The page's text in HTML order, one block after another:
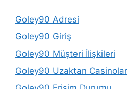
Goley90 Adresi
Goley90 Giriş
Goley90 Müşteri İlişkileri
Goley90 Uzaktan Casinolar